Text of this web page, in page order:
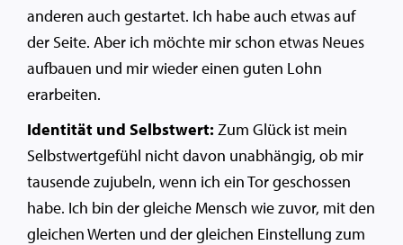
anderen auch gestartet. Ich habe auch etwas auf
der Seite. Aber ich möchte mir schon etwas Neues
aufbauen und mir wieder einen guten Lohn
erarbeiten.
Identität und Selbstwert: Zum Glück ist mein
Selbstwertgefühl nicht davon unabhängig, ob mir
tausende zujubeln, wenn ich ein Tor geschossen
habe. Ich bin der gleiche Mensch wie zuvor, mit den
gleichen Werten und der gleichen Einstellung zum